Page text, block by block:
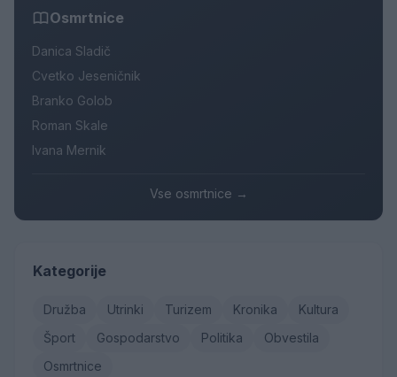
Osmrtnice
Danica Sladič
Cvetko Jeseničnik
Branko Golob
Roman Skale
Ivana Mernik
Vse osmrtnice →
Kategorije
Družba Utrinki Turizem Kronika
Kultura
Šport
Gospodarstvo Politika
Obvestila
Osmrtnice